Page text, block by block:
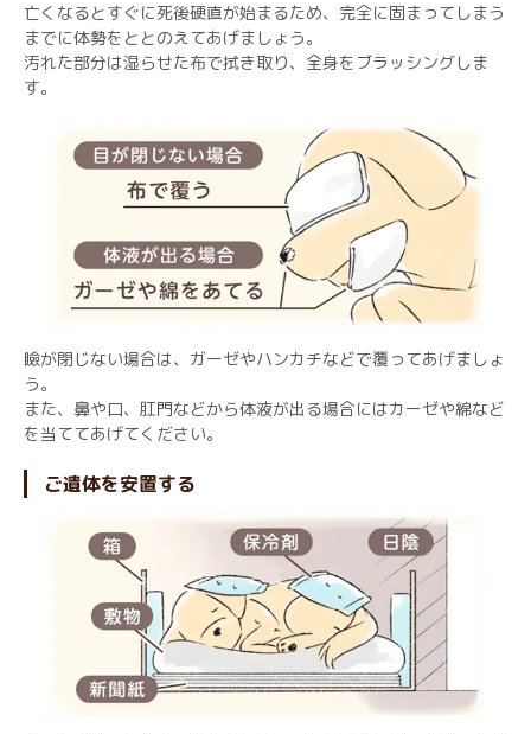
亡くなるとすぐに死後硬直が始まるため、完全に固まってしまう
までに体勢をととのえてあげましょう。
汚れた部分は湿らせた布で拭き取り、全身をブラッシングしま
す。
瞼が閉じない場合は、ガーゼやハンカチなどで覆ってあげましょ
う。
また、鼻や口、肛門などから体液が出る場合にはカーゼや綿など
を当ててあげてください。
ご遺体を安置する